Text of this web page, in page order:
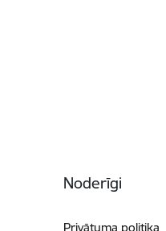
Noderīgi
Privātuma politika